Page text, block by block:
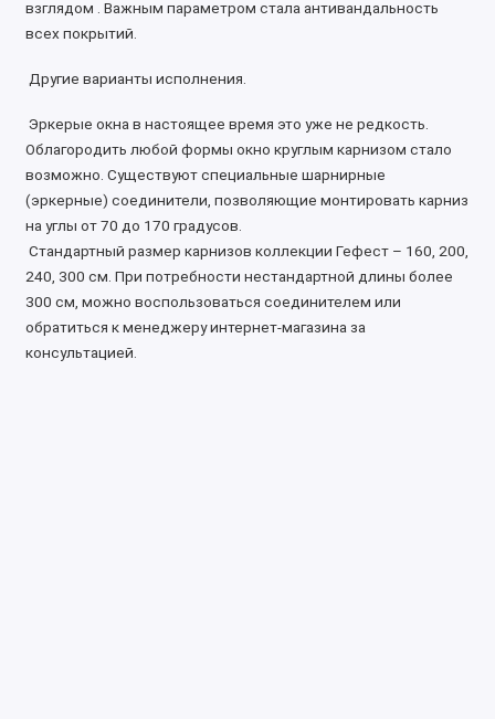
взглядом . Важным параметром стала антивандальность
всех покрытий.
Другие варианты исполнения.
Эркерые окна в настоящее время это уже не редкость.
Облагородить любой формы окно круглым карнизом стало
возможно. Существуют специальные шарнирные
(эркерные) соединители, позволяющие монтировать карниз
на углы от 70 до 170 градусов.
Стандартный размер карнизов коллекции Гефест – 160, 200,
240, 300 см. При потребности нестандартной длины более
300 см, можно воспользоваться соединителем или
обратиться к менеджеру интернет-магазина за
консультацией.